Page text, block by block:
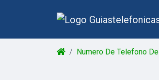
Numero De Telefono De